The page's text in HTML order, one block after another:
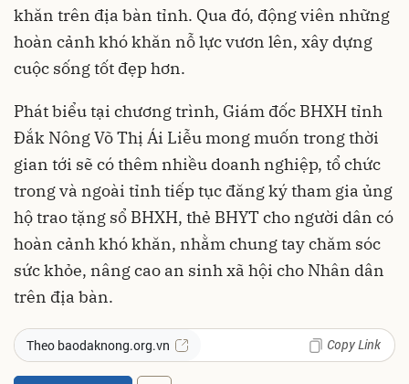
khăn trên địa bàn tỉnh. Qua đó, động viên những
hoàn cảnh khó khăn nỗ lực vươn lên, xây dựng
cuộc sống tốt đẹp hơn.
Phát biểu tại chương trình, Giám đốc BHXH tỉnh
Đắk Nông Võ Thị Ái Liễu mong muốn trong thời
gian tới sẽ có thêm nhiều doanh nghiệp, tổ chức
trong và ngoài tỉnh tiếp tục đăng ký tham gia ủng
hộ trao tặng sổ BHXH, thẻ BHYT cho người dân có
hoàn cảnh khó khăn, nhằm chung tay chăm sóc
sức khỏe, nâng cao an sinh xã hội cho Nhân dân
trên địa bàn.
Theo baodaknong.org.vn Copy Link